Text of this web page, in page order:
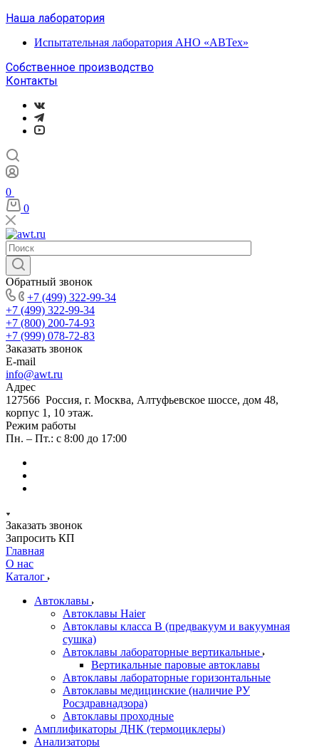
Наша лаборатория
Испытательная лаборатория АНО «АВТех»
Собственное производство
Контакты
0
0
Обратный звонок
+7 (499) 322-99-34
+7 (499) 322-99-34
+7 (800) 200-74-93
+7 (999) 078-72-83
Заказать звонок
E-mail
info@awt.ru
Адрес
127566 Россия, г. Москва, Алтуфьевское шоссе, дом 48,
корпус 1, 10 этаж.
Режим работы
Пн. – Пт.: с 8:00 до 17:00
Заказать звонок
Запросить КП
Главная
О нас
Каталог
Автоклавы
Автоклавы Haier
Автоклавы класса B (предвакуум и вакуумная
сушка)
Автоклавы лабораторные вертикальные
Вертикальные паровые автоклавы
Автоклавы лабораторные горизонтальные
Автоклавы медицинские (наличие РУ
Росздравнадзора)
Автоклавы проходные
Амплификаторы ДНК (термоциклеры)
Анализаторы